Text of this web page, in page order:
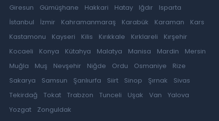
Giresun
Gümüşhane Hakkari Hatay Iğdır
Isparta
İstanbul
İzmir Kahramanmaraş Karabük Karaman
Kars
Kastamonu
Kayseri Kilis Kırıkkale Kırklareli
Kırşehir
Kocaeli
Konya Kütahya Malatya Manisa Mardin
Mersin
Muğla
Muş Nevşehir Niğde Ordu Osmaniye
Rize
Sakarya
Samsun Şanlıurfa Siirt Sinop Şırnak
Sivas
Tekirdağ
Tokat Trabzon Tunceli Uşak Van
Yalova
Yozgat
Zonguldak